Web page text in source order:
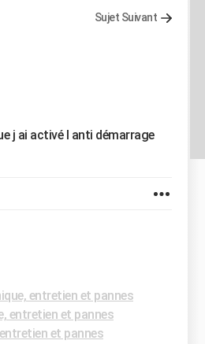
Sujet Suivant
j ai activé l anti démarrage
entretien et pannes
entretien et pannes
et pannes